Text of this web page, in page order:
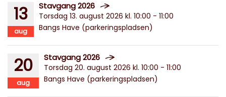
13
aug
Stavgang 2026
Torsdag 13. august 2026 kl. 10:00 - 11:00
Bangs Have (parkeringspladsen)
20
aug
Stavgang 2026
Torsdag 20. august 2026 kl. 10:00 - 11:00
Bangs Have (parkeringspladsen)